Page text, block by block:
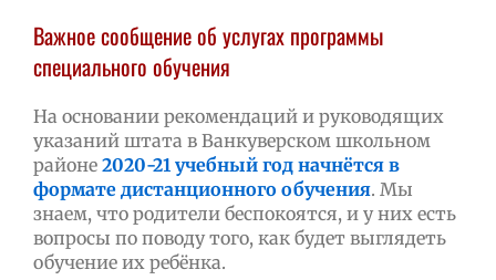
Важное сообщение об услугах программы
специального обучения
На основании рекомендаций и руководящих
указаний штата в Ванкуверском школьном
районе 2020-21 учебный год начнётся в
формате дистанционного обучения. Мы
знаем, что родители беспокоятся, и у них есть
вопросы по поводу того, как будет выглядеть
обучение их ребёнка.